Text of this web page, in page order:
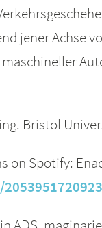
jener Achse
Bristol
on Spotify: